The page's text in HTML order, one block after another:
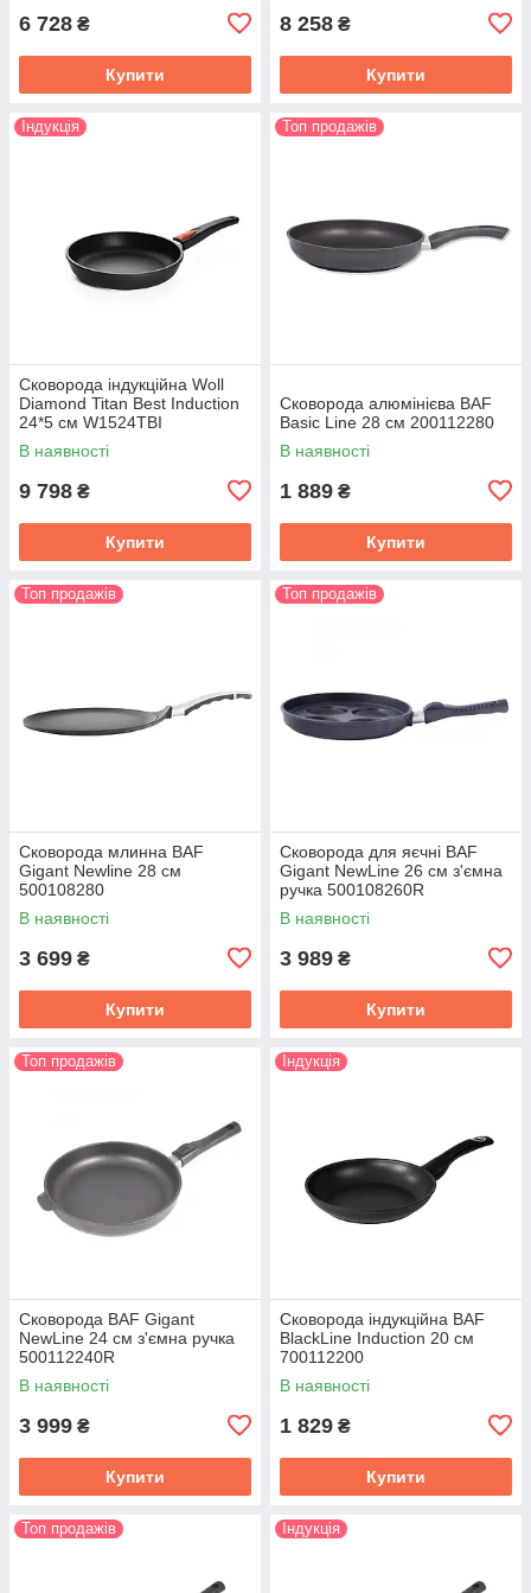
6 728 ₴
Купити
8 258 ₴
Купити
Індукція
Сковорода індукційна Woll
Diamond Titan Best Induction
24*5 см W1524TBI
В наявності
9 798 ₴
Купити
Топ продажів
Сковорода алюмінієва BAF
Basic Line 28 см 200112280
В наявності
1 889 ₴
Купити
Топ продажів
Сковорода млинна BAF
Gigant Newline 28 см
500108280
В наявності
3 699 ₴
Купити
Топ продажів
Сковорода для яєчні BAF
Gigant NewLine 26 см з'ємна
ручка 500108260R
В наявності
3 989 ₴
Купити
Топ продажів
Сковорода BAF Gigant
NewLine 24 см з'ємна ручка
500112240R
В наявності
3 999 ₴
Купити
Індукція
Сковорода індукційна BAF
BlackLine Induction 20 см
700112200
В наявності
1 829 ₴
Купити
Топ продажів Індукція